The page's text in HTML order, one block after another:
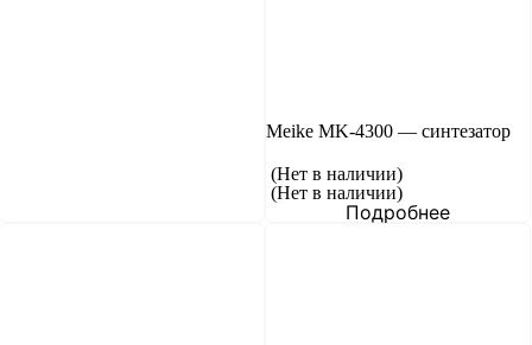
Meike MK-4300 — синтезатор
(Нет в наличии)
(Нет в наличии)
Подробнее